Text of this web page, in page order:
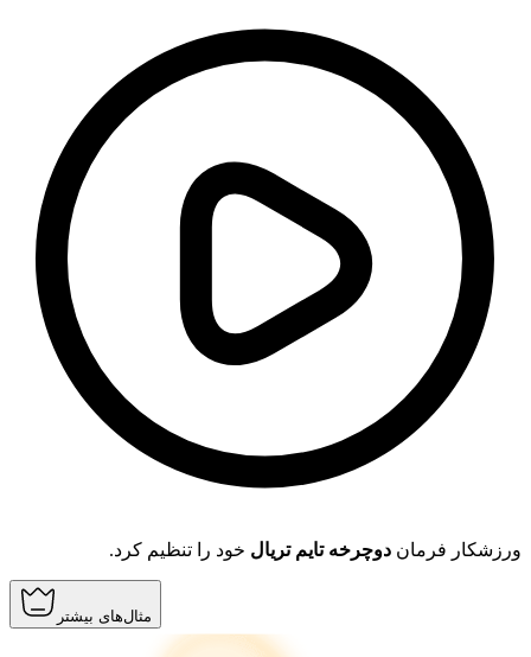
ورزشکار فرمان دوچرخه تایم تریال خود را تنظیم کرد.
مثال‌های بیشتر